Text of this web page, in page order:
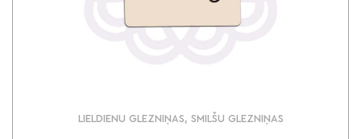
LIELDIENU GLEZNIŅAS, SMILŠU GLEZNIŅAS